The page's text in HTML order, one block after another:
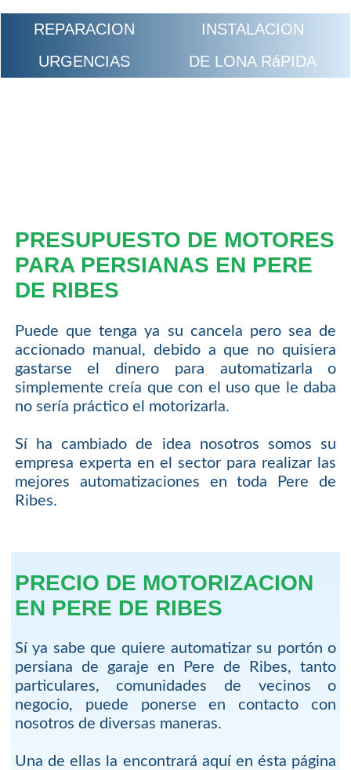
REPARACION
INSTALACION
URGENCIAS
DE LONA RáPIDA
PRESUPUESTO DE MOTORES
PARA PERSIANAS EN PERE
DE RIBES
Puede que tenga ya su cancela pero sea de
accionado manual, debido a que no quisiera
gastarse el dinero para automatizarla o
simplemente creía que con el uso que le daba
no sería práctico el motorizarla.
Sí ha cambiado de idea nosotros somos su
empresa experta en el sector para realizar las
mejores automatizaciones en toda Pere de
Ribes.
PRECIO DE MOTORIZACION
EN PERE DE RIBES
Sí ya sabe que quiere automatizar su portón o
persiana de garaje en Pere de Ribes, tanto
particulares, comunidades de vecinos o
negocio, puede ponerse en contacto con
nosotros de diversas maneras.
Una de ellas la encontrará aquí en ésta página